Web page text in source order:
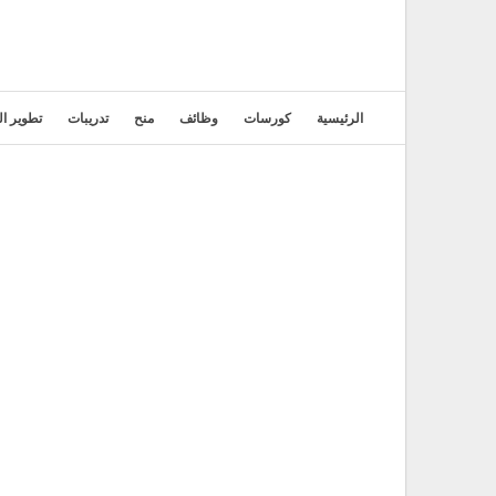
الرئيسية كورسات وظائف منح تدريبات تطوير